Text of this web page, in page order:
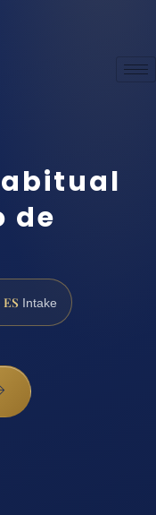
de
ES Intake